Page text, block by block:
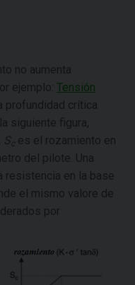
no aumenta
ejemplo: Tensión
profundidad crítica
siguiente figura,
S es el rozamiento en
del pilote. Una
resistencia en la base
el mismo valore de
por